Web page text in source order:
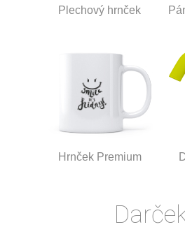
Plechový hrnček
Hrnček Premium